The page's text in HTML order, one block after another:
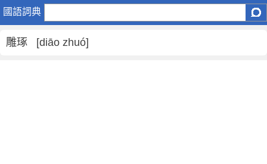
國語詞典
雕
是
什
雕琢 [diāo zhuó]